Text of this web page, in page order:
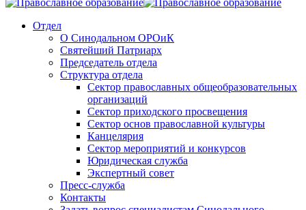
Отдел
О Синодальном ОРОиК
Святейший Патриарх
Председатель отдела
Структура отдела
Сектор православных общеобразовательных
организаций
Сектор приходского просвещения
Сектор основ православной культуры
Канцелярия
Сектор мероприятий и конкурсов
Юридическая служба
Экспертный совет
Пресс-служба
Контакты